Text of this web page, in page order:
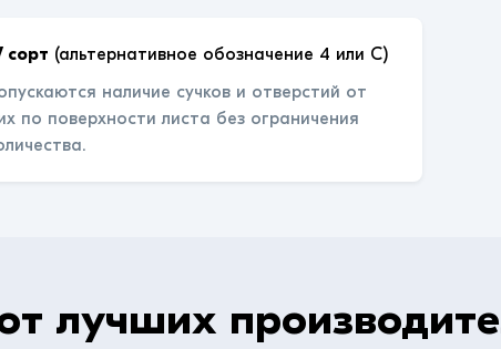
сорт (альтернативное обозначение 4 или С)
наличие сучков и отверстий от
по поверхности листа без ограничения
лучших